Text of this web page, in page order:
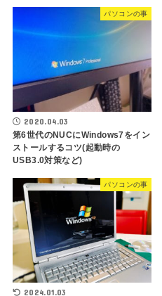
パソコンの事
2020.04.03
第6世代のNUCにWindows7をイン
ストールするコツ(起動時の
USB3.0対策など)
パソコンの事
2024.01.03